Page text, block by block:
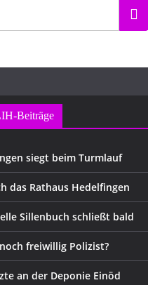
Beiträge
siegt beim Turmlauf
das Rathaus Hedelfingen
Sillenbuch schließt bald
freiwillig Polizist?
an der Deponie Einöd